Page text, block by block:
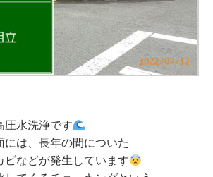
水洗浄です
は、長年の間についた
などが発生しています